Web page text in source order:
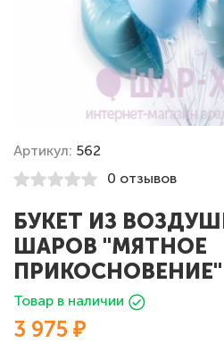
Артикул: 562
0 отзывов
БУКЕТ ИЗ
ШАРОВ "МЯТНОЕ
ПРИКОСНОВЕНИЕ"
Товар в наличии
3 975 ₽